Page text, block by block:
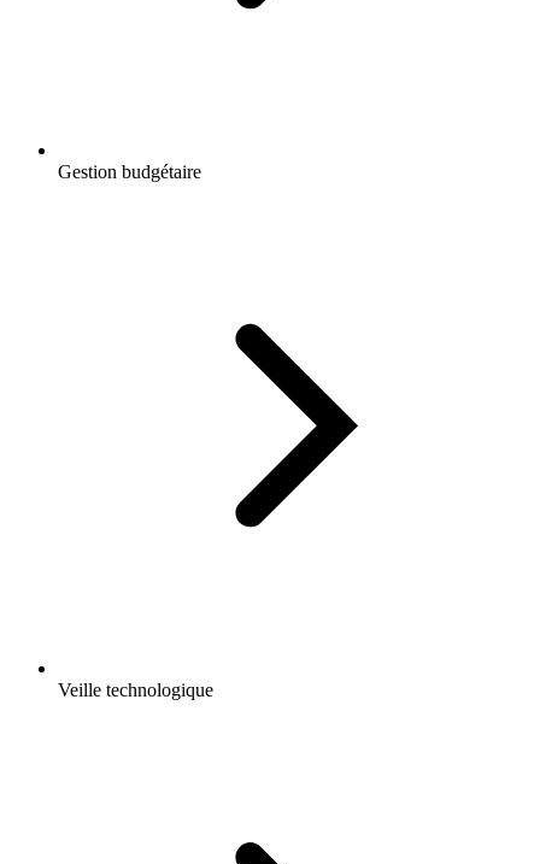
Gestion budgétaire
Veille technologique